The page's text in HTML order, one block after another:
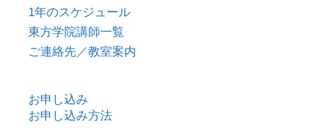
1年のスケジュール
東方学院講師一覧
ご連絡先／教室案内
お申し込み
お申し込み方法